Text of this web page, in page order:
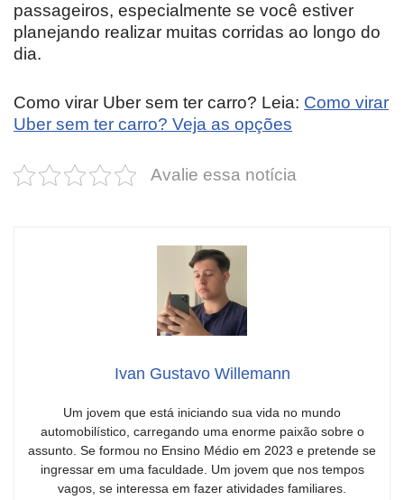
passageiros, especialmente se você estiver
planejando realizar muitas corridas ao longo do
dia.
Como virar Uber sem ter carro? Leia: Como virar
Uber sem ter carro? Veja as opções
Avalie essa notícia
Ivan Gustavo Willemann
Um jovem que está iniciando sua vida no mundo
automobilístico, carregando uma enorme paixão sobre o
assunto. Se formou no Ensino Médio em 2023 e pretende se
ingressar em uma faculdade. Um jovem que nos tempos
vagos, se interessa em fazer atividades familiares.